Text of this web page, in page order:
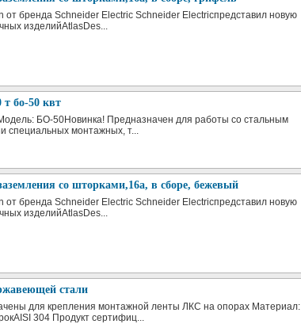
от бренда Schneider Electric Schneider Electricпредставил новую
изделийAtlasDes...
т бо-50 квт
БО-50Новинка! Предназначен для работы со стальным
специальных монтажных, т...
со шторками,16а, в сборе, бежевый
от бренда Schneider Electric Schneider Electricпредставил новую
изделийAtlasDes...
стали
для крепления монтажной ленты ЛКС на опорах Материал:
304 Продукт сертифиц...